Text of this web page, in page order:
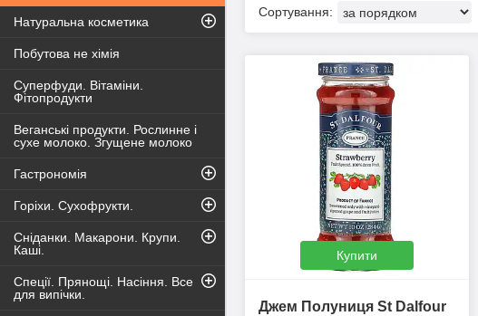
Купити
Джем Полуниця St Dalfour
Натуральна косметика
Побутова не хімія
Суперфуди. Вітаміни.
Фітопродукти
Веганські продукти. Рослинне і
сухе молоко. Згущене молоко
Гастрономія
Горіхи. Сухофрукти.
Сніданки. Макарони. Крупи.
Каші.
Спеції. Прянощі. Насіння. Все
для випічки.